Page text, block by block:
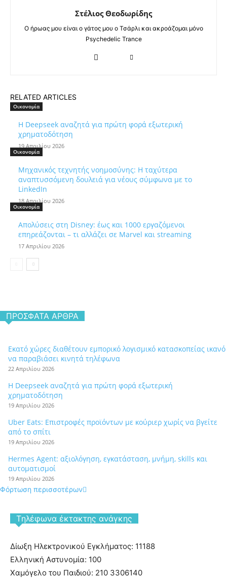
Στέλιος Θεοδωρίδης
Ο ήρωας μου είναι ο γάτος μου ο Τσάρλι και ακροάζομαι μόνο
Psychedelic Trance
RELATED ARTICLES
Οικονομία
Η Deepseek αναζητά για πρώτη φορά εξωτερική
χρηματοδότηση
19 Απριλίου 2026
Οικονομία
Μηχανικός τεχνητής νοημοσύνης: Η ταχύτερα
αναπτυσσόμενη δουλειά για νέους σύμφωνα με το
LinkedIn
18 Απριλίου 2026
Οικονομία
Απολύσεις στη Disney: έως και 1000 εργαζόμενοι
επηρεάζονται – τι αλλάζει σε Marvel και streaming
17 Απριλίου 2026
ΠΡΌΣΦΑΤΑ ΆΡΘΡΑ
Εκατό χώρες διαθέτουν εμπορικό λογισμικό κατασκοπείας ικανό
να παραβιάσει κινητά τηλέφωνα
22 Απριλίου 2026
Η Deepseek αναζητά για πρώτη φορά εξωτερική
χρηματοδότηση
19 Απριλίου 2026
Uber Eats: Επιστροφές προϊόντων με κούριερ χωρίς να βγείτε
από το σπίτι
19 Απριλίου 2026
Hermes Agent: αξιολόγηση, εγκατάσταση, μνήμη, skills και
αυτοματισμοί
19 Απριλίου 2026
Φόρτωση περισσοτέρων
Tηλέφωνα έκτακτης ανάγκης
Δίωξη Ηλεκτρονικού Εγκλήματος: 11188
Ελληνική Αστυνομία: 100
Χαμόγελο του Παιδιού: 210 3306140